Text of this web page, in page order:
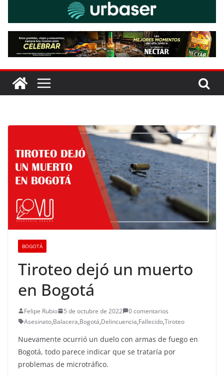
BOGOTÁ
Tiroteo dejó un muerto
en Bogotá
Felipe Rubio 5 de octubre de 2022
0 comentarios
Asesinato,Balacera,Bogotá,Delincuencia,Fallecido,Tiroteo
Nuevamente ocurrió un duelo con armas de fuego en
Bogotá, todo parece indicar que se trataría por
problemas de microtráfico.